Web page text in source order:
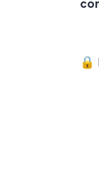
Crichton
il mêle
(et sa